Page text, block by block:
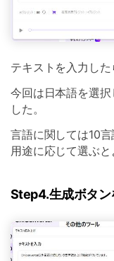
テキストを入力した
今回は日本語を選
した。
言語に関しては10言
用途に応じて選ぶと
Step4.生成ボタン